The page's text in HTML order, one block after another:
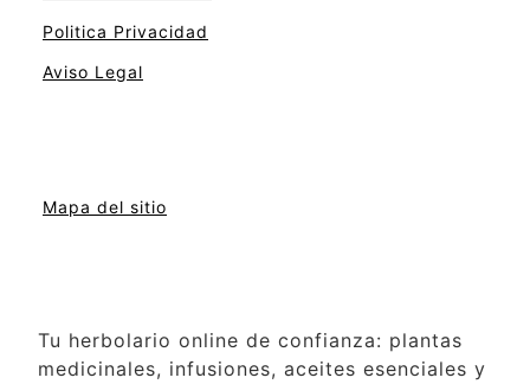
Politica Privacidad
Aviso Legal
Mapa del sitio
Tu herbolario online de confianza: plantas
medicinales, infusiones, aceites esenciales y